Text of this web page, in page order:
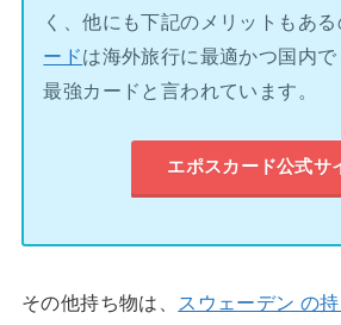
く、他にも下記のメリットもある
ードは海外旅行に最適かつ国内
最強カードと言われています。
エポスカード公式サ
その他持ち物は、 スウェーデン の